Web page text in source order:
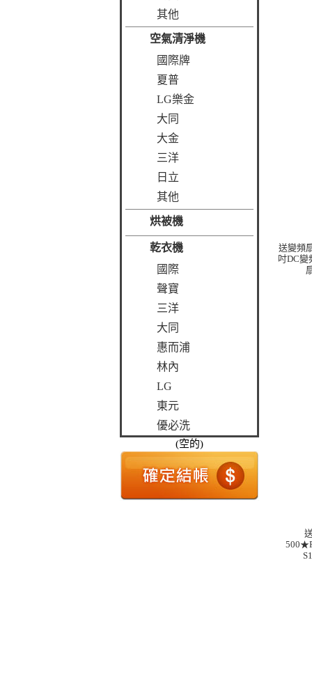
其他
空氣清淨機
國際牌
夏普
LG樂金
大同
大金
三洋
日立
其他
烘被機
乾衣機
國際
聲寶
三洋
大同
惠而浦
林內
LG
東元
優必洗
(空的)
送變頻
吋DC變